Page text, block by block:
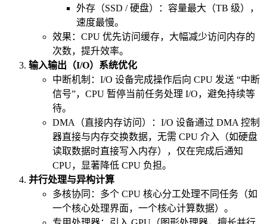
外存（SSD / 硬盘）：容量最大（TB 级），
速度最慢。
效果：CPU 优先访问缓存，大幅减少访问内存的
次数，提升效率。
输入输出（I/O）系统优化
中断机制：I/O 设备完成操作后向 CPU 发送 “中断
信号”，CPU 暂停当前任务处理 I/O，避免持续等
待。
DMA（直接内存访问）：I/O 设备通过 DMA 控制
器直接与内存交换数据，无需 CPU 介入（如硬盘
读取数据时直接写入内存），仅在完成后通知
CPU，显著降低 CPU 负担。
并行处理与异构计算
多核协同：多个 CPU 核心分工处理不同任务（如
一个核心处理界面，一个核心计算数据）。